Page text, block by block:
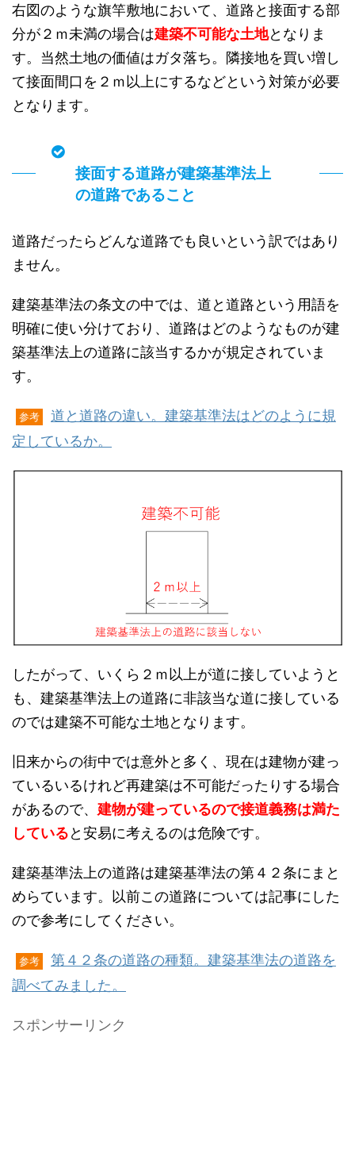
右図のような旗竿敷地において、道路と接面する部
分が２ｍ未満の場合は建築不可能な土地となりま
す。当然土地の価値はガタ落ち。隣接地を買い増し
て接面間口を２ｍ以上にするなどという対策が必要
となります。
接面する道路が建築基準法上
の道路であること
道路だったらどんな道路でも良いという訳ではあり
ません。
建築基準法の条文の中では、道と道路という用語を
明確に使い分けており、道路はどのようなものが建
築基準法上の道路に該当するかが規定されていま
す。
参考
道と道路の違い。建築基準法はどのように規
定しているか。
したがって、いくら２ｍ以上が道に接していようと
も、建築基準法上の道路に非該当な道に接している
のでは建築不可能な土地となります。
旧来からの街中では意外と多く、現在は建物が建っ
ているいるけれど再建築は不可能だったりする場合
があるので、 建物が建っているので接道義務は満た
していると安易に考えるのは危険です。
建築基準法上の道路は建築基準法の第４２条にまと
めらています。以前この道路については記事にした
ので参考にしてください。
参考
第４２条の道路の種類。建築基準法の道路を
調べてみました。
スポンサーリンク